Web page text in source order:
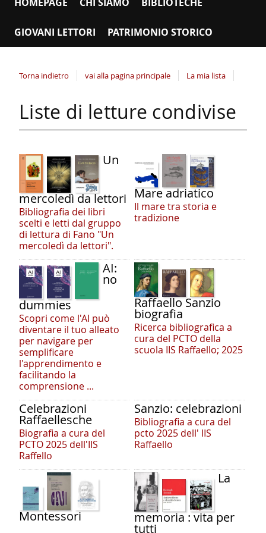
GIOVANI LETTORI PATRIMONIO STORICO
Torna indietro vai alla pagina principale La mia lista
Liste di letture condivise
Un
mercoledì da lettori
Bibliografia dei libri
scelti e letti dal gruppo
di lettura di Fano "Un
mercoledì da lettori".
Mare adriatico
Il mare tra storia e
tradizione
AI:
no
dummies
Scopri come l'AI può
diventare il tuo alleato
per navigare per
semplificare
l'apprendimento e
facilitando la
comprensione ...
Raffaello Sanzio
biografia
Ricerca bibliografica a
cura del PCTO della
scuola IIS Raffaello; 2025
Celebrazioni
Raffaellesche
Biografia a cura del
PCTO 2025 dell'IIS
Raffello
Sanzio: celebrazioni
Bibliografia a cura del
pcto 2025 dell' IIS
Raffaello
Montessori
La
memoria : vita per
tutti